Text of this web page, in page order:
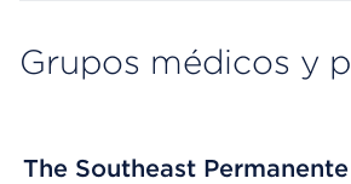
Grupos médicos y
The Southeast